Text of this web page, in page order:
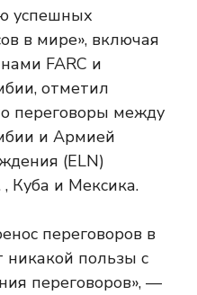
успешных
в мире», включая
FARC и
отметил
переговоры между
и Армией
(ELN)
Куба и Мексика.
переговоров в
никакой пользы с
переговоров», —